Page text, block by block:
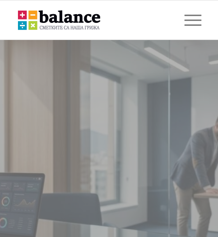
Специализирани счетоводни и правни
решения за електронна търговия, IT сектор,
стартъпи и международни компании. Ние
автоматизираме финансите ви, за да се
фокусирате върху растежа.